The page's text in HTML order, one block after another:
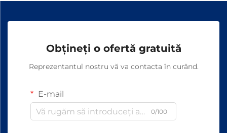
Obțineți o ofertă gratuită
Reprezentantul nostru vă va contacta în curând.
E-mail
0/100